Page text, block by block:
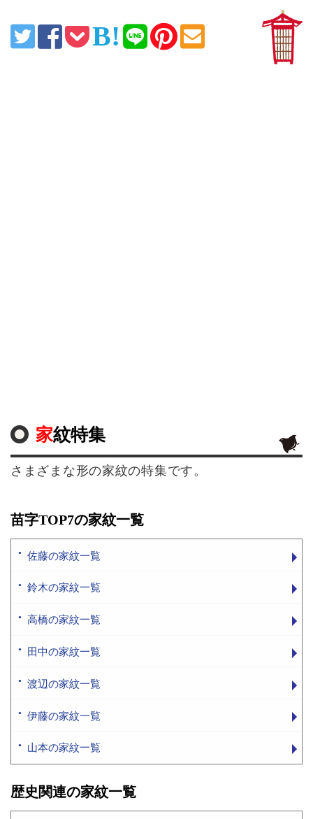
家紋特集
さまざまな形の家紋の特集です。
苗字TOP7の家紋一覧
佐藤の家紋一覧
鈴木の家紋一覧
高橋の家紋一覧
田中の家紋一覧
渡辺の家紋一覧
伊藤の家紋一覧
山本の家紋一覧
歴史関連の家紋一覧